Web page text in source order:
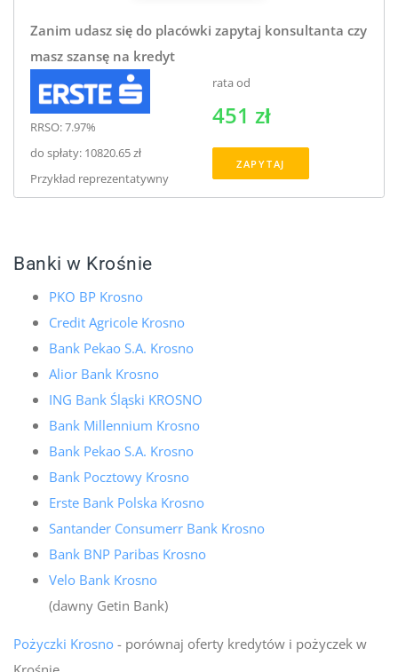
Zanim udasz się do placówki zapytaj konsultanta czy
masz szansę na kredyt
RRSO: 7.97%
do spłaty: 10820.65 zł
Przykład reprezentatywny
rata od
451 zł
ZAPYTAJ
Banki w Krośnie
PKO BP Krosno
Credit Agricole Krosno
Bank Pekao S.A. Krosno
Alior Bank Krosno
ING Bank Śląski KROSNO
Bank Millennium Krosno
Bank Pekao S.A. Krosno
Bank Pocztowy Krosno
Erste Bank Polska Krosno
Santander Consumerr Bank Krosno
Bank BNP Paribas Krosno
Velo Bank Krosno
(dawny Getin Bank)
Pożyczki Krosno- porównaj oferty kredytów i pożyczek w